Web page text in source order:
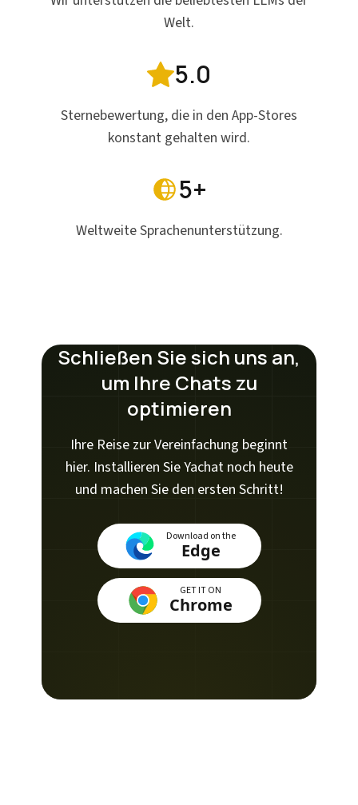
Welt.
5.0
Sternebewertung, die in den App-Stores
konstant gehalten wird.
5+
Weltweite Sprachenunterstützung.
Schließen Sie sich uns an,
um Ihre Chats zu
optimieren
Ihre Reise zur Vereinfachung beginnt
hier. Installieren Sie Yachat noch heute
und machen Sie den ersten Schritt!
Download on the
Edge
GET IT ON
Chrome